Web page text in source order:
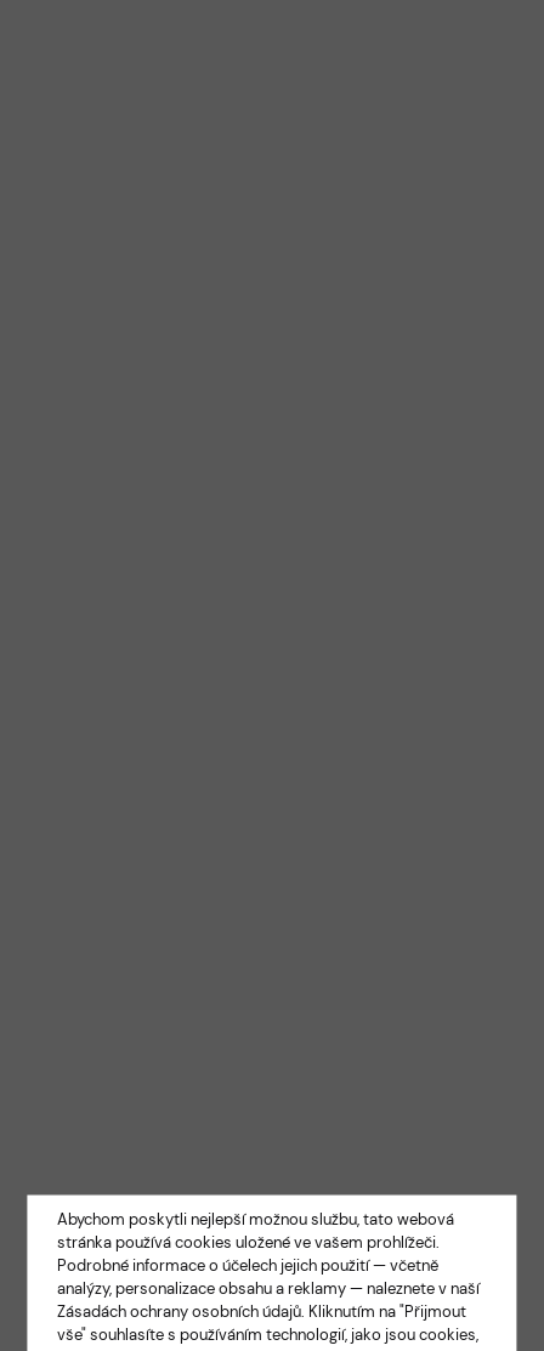
Abychom poskytli nejlepší možnou službu, tato webová
stránka používá cookies uložené ve vašem prohlížeči.
Podrobné informace o účelech jejich použití — včetně
analýzy, personalizace obsahu a reklamy — naleznete v naší
Zásadách ochrany osobních údajů. Kliknutím na "Přijmout
vše" souhlasíte s používáním technologií, jako jsou cookies,